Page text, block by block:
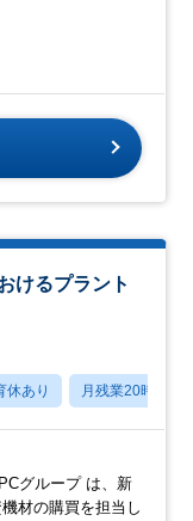
けるプラント
休あり 月残業20時間以
グループ は、新
材の購買を担当し